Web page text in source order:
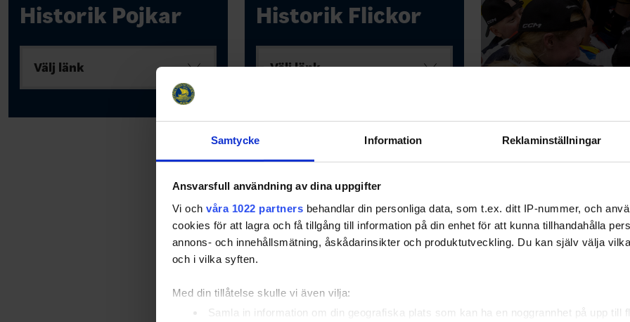
Samtycke Information Reklaminställningar
Ansvarsfull användning av dina uppgifter
Vi och våra 1022 partners behandlar din personliga data, som t.ex. ditt IP-nummer, och
cookies för att lagra och få tillgång till information på din enhet för att kunna tillhandahålla
annons- och innehållsmätning, åskådarinsikter och produktutveckling. Du kan själv välja
och i vilka syften.
Med din tillåtelse skulle vi även vilja:
Samla in information om din geografiska plats som kan ha en noggrannhet på upp till
Historik Pojkar
Välj länk
Historik Flickor
Välj länk